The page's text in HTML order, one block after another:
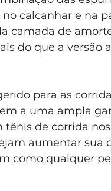
calcanhar e na
camada de
do que a versão
para as
a uma ampla
de corrida
aumentar sua
como qualquer